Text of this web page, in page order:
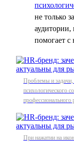
не только
аудитории,
помогает с
Проблемы и задачи,
психологического
профессионального
При нажатии на